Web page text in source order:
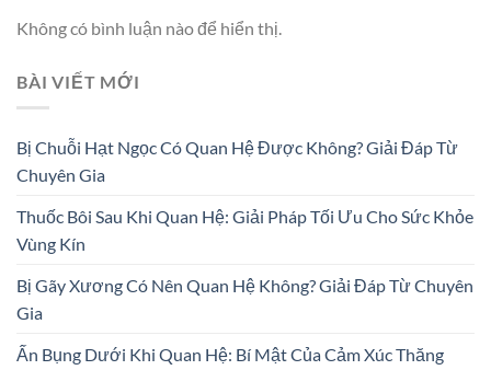
Không có bình luận nào để hiển thị.
BÀI VIẾT MỚI
Bị Chuỗi Hạt Ngọc Có Quan Hệ Được Không? Giải Đáp Từ
Chuyên Gia
Thuốc Bôi Sau Khi Quan Hệ: Giải Pháp Tối Ưu Cho Sức Khỏe
Vùng Kín
Bị Gãy Xương Có Nên Quan Hệ Không? Giải Đáp Từ Chuyên
Gia
Ấn Bụng Dưới Khi Quan Hệ: Bí Mật Của Cảm Xúc Thăng